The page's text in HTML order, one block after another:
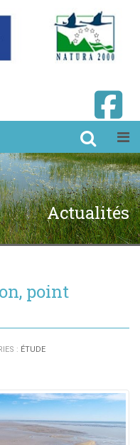
Actualités
point
: ÉTUDE